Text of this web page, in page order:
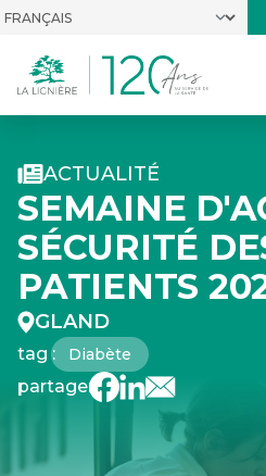
ACTUALITÉ
SEMAINE
SÉCURITÉ
PATIENTS
GLAND
tag : Diabète
partager :